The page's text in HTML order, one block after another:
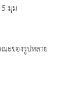
มุม
ะของรูปหลาย